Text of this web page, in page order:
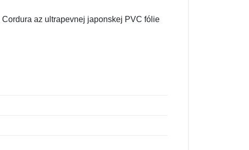
az ultrapevnej japonskej PVC fólie